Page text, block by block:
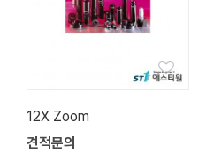
12X Zoom
견적문의